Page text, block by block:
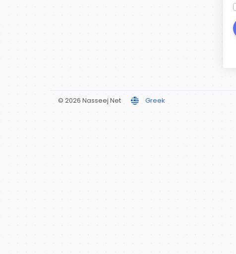
© 2026 Nasseej Net Greek